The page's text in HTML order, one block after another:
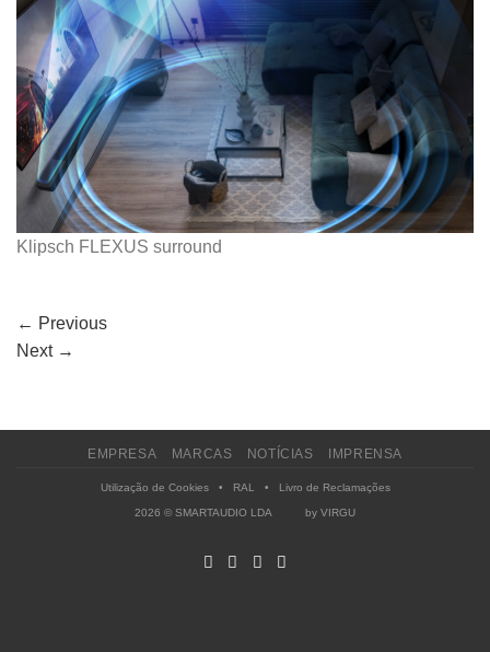
Klipsch FLEXUS surround
← Previous
Next →
EMPRESA MARCAS NOTÍCIAS IMPRENSA
Utilização de Cookies• RAL • Livro de Reclamações
2026 © SMARTAUDIO LDA by VIRGU